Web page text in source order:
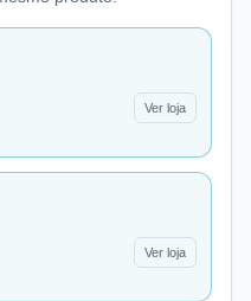
Ver loja
Ver loja